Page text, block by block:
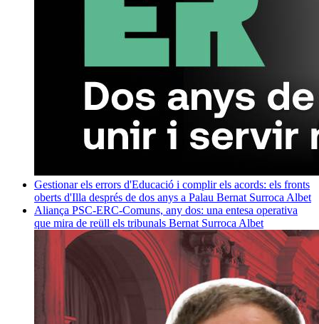
Gestionar els errors d'Educació i complir els acords: els fronts
oberts d'Illa després de dos anys a Palau Bernat Surroca Albet
Aliança PSC-ERC-Comuns, any dos: una entesa operativa
que mira de reüll els tribunals Bernat Surroca Albet